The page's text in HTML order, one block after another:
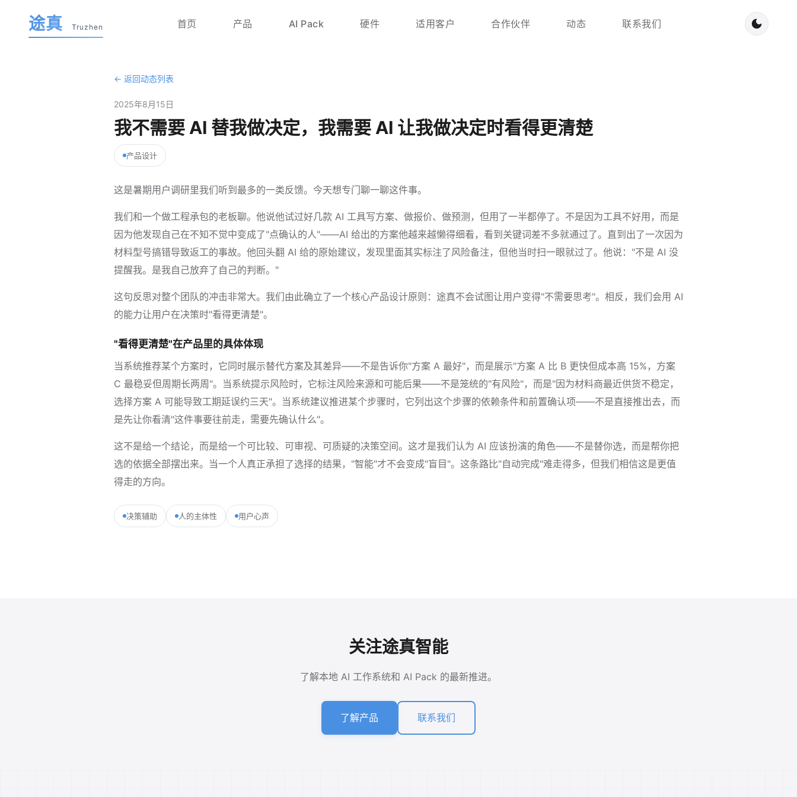
途真 Truzhen 首页 产品 AI Pack 硬件 适用客户 合作伙伴 动态 联系我们
← 返回动态列表
2025年8月15日
我不需要 AI 替我做决定，我需要 AI 让我做决定时看得更清楚
产品设计
这是暑期用户调研里我们听到最多的一类反馈。今天想专门聊一聊这件事。
我们和一个做工程承包的老板聊。他说他试过好几款 AI 工具写方案、做报价、做预测，但用了一半都停了。不是因为工具不好用，而是
因为他发现自己在不知不觉中变成了"点确认的人"——AI 给出的方案他越来越懒得细看，看到关键词差不多就通过了。直到出了一次因为
材料型号搞错导致返工的事故。他回头翻 AI 给的原始建议，发现里面其实标注了风险备注，但他当时扫一眼就过了。他说："不是 AI 没
提醒我。是我自己放弃了自己的判断。"
这句反思对整个团队的冲击非常大。我们由此确立了一个核心产品设计原则：途真不会试图让用户变得"不需要思考"。相反，我们会用 AI
的能力让用户在决策时"看得更清楚"。
"看得更清楚"在产品里的具体体现
当系统推荐某个方案时，它同时展示替代方案及其差异——不是告诉你"方案 A 最好"，而是展示"方案 A 比 B 更快但成本高 15%，方案
C 最稳妥但周期长两周"。当系统提示风险时，它标注风险来源和可能后果——不是笼统的"有风险"，而是"因为材料商最近供货不稳定，
选择方案 A 可能导致工期延误约三天"。当系统建议推进某个步骤时，它列出这个步骤的依赖条件和前置确认项——不是直接推出去，而
是先让你看清"这件事要往前走，需要先确认什么"。
这不是给一个结论，而是给一个可比较、可审视、可质疑的决策空间。这才是我们认为 AI 应该扮演的角色——不是替你选，而是帮你把
选的依据全部摆出来。当一个人真正承担了选择的结果，"智能"才不会变成"盲目"。这条路比"自动完成"难走得多，但我们相信这是更值
得走的方向。
决策辅助 人的主体性 用户心声
关注途真智能
了解本地 AI 工作系统和 AI Pack 的最新推进。
了解产品 联系我们